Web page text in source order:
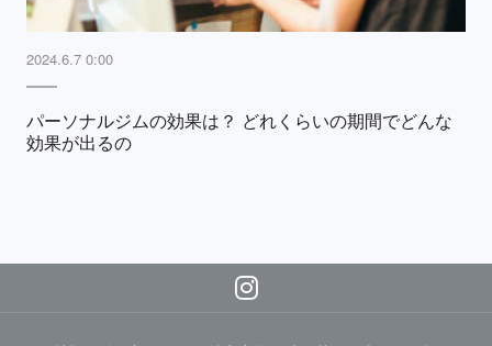
2024.6.7 0:00
パーソナルジムの効果は？ どれくらいの期間でどんな
効果が出るの
Instagram